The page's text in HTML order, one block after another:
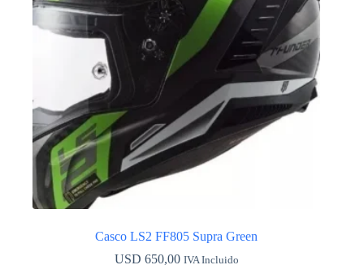
página
de
producto
Casco LS2 FF805 Supra Green
USD 650,00 IVA Incluido